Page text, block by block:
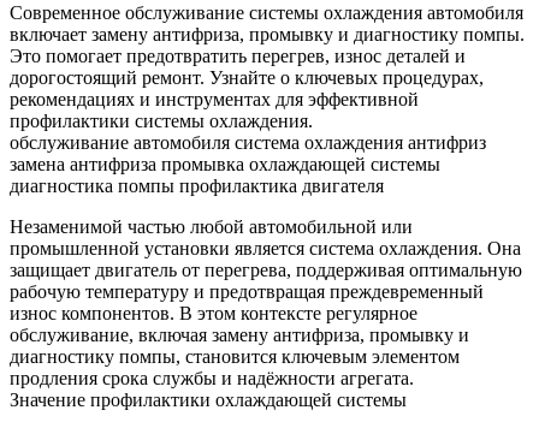
Современное обслуживание системы охлаждения автомобиля
включает замену антифриза, промывку и диагностику помпы.
Это помогает предотвратить перегрев, износ деталей и
дорогостоящий ремонт. Узнайте о ключевых процедурах,
рекомендациях и инструментах для эффективной
профилактики системы охлаждения.
обслуживание автомобиля система охлаждения антифриз
замена антифриза промывка охлаждающей системы
диагностика помпы профилактика двигателя
Незаменимой частью любой автомобильной или
промышленной установки является система охлаждения. Она
защищает двигатель от перегрева, поддерживая оптимальную
рабочую температуру и предотвращая преждевременный
износ компонентов. В этом контексте регулярное
обслуживание, включая замену антифриза, промывку и
диагностику помпы, становится ключевым элементом
продления срока службы и надёжности агрегата.
Значение профилактики охлаждающей системы